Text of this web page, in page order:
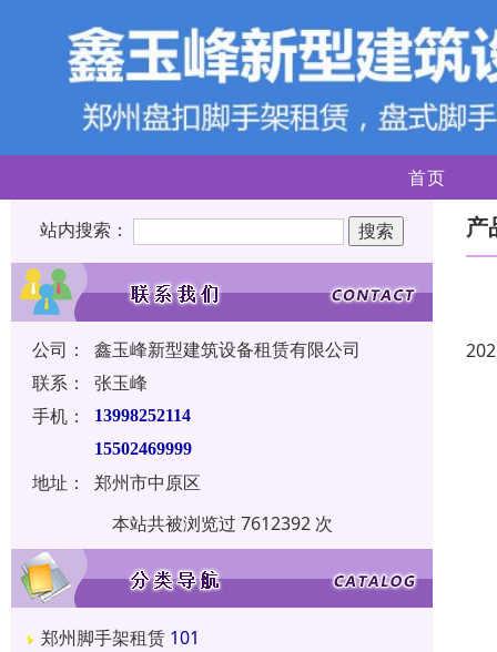
首页
站内搜索：
公司：
鑫玉峰新型建筑设备租赁有限公司
联系：
张玉峰
手机：
13998252114
15502469999
地址：
郑州市中原区
本站共被浏览过 7612392 次
郑州脚手架租赁 101
产